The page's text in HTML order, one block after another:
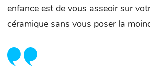
enfance est de vous asseoir sur
céramique sans vous poser la